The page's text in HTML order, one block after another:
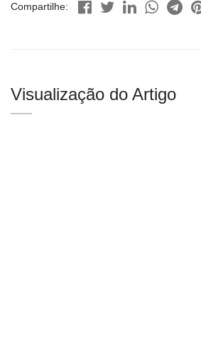
Compartilhe:
Visualização do Artigo